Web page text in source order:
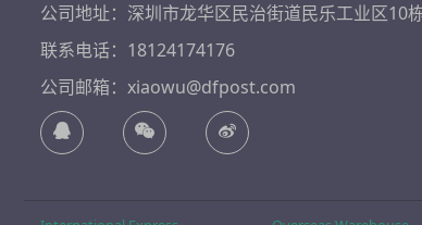
公司地址：深圳市龙华区民治街道民乐工业区10
联系电话：18124174176
公司邮箱：xiaowu@dfpost.com